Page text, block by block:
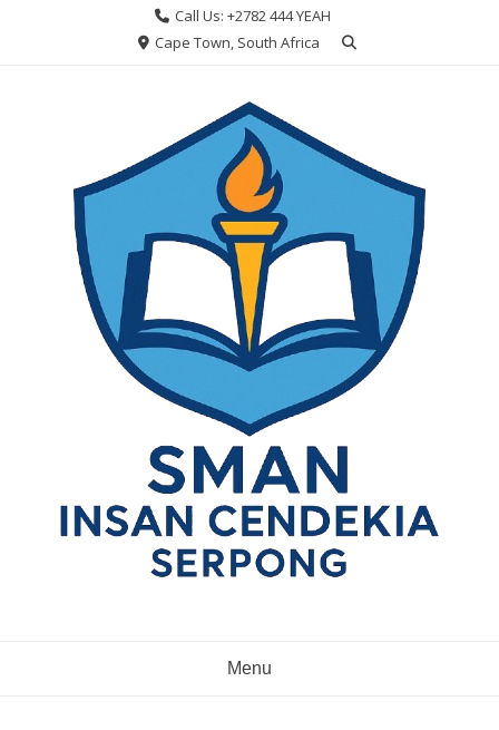
Call Us: +2782 444 YEAH
Cape Town, South Africa
Menu